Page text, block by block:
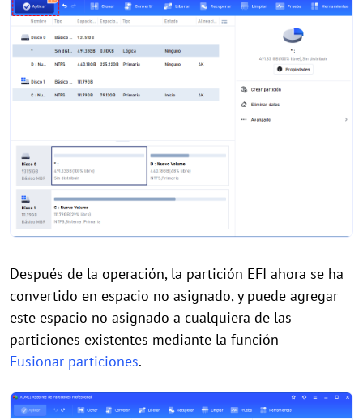
Después de la operación, la partición EFI ahora se ha
convertido en espacio no asignado, y puede agregar
este espacio no asignado a cualquiera de las
particiones existentes mediante la función
Fusionar particiones.